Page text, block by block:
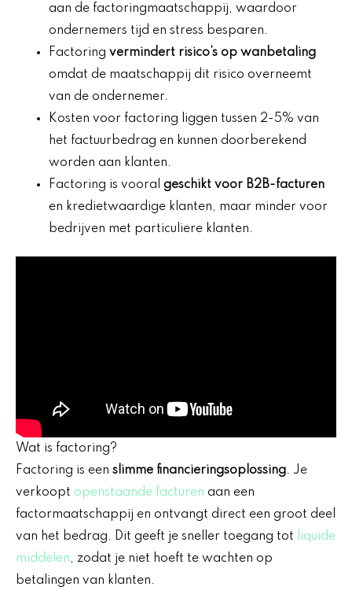
aan de factoringmaatschappij, waardoor
ondernemers tijd en stress besparen.
Factoring vermindert risico’s op wanbetaling
omdat de maatschappij dit risico overneemt
van de ondernemer.
Kosten voor factoring liggen tussen 2-5% van
het factuurbedrag en kunnen doorberekend
worden aan klanten.
Factoring is vooral geschikt voor B2B-facturen
en kredietwaardige klanten, maar minder voor
bedrijven met particuliere klanten.
Wat is factoring?
Factoring is een slimme financieringsoplossing. Je
verkoopt openstaande facturen aan een
factormaatschappij en ontvangt direct een groot deel
van het bedrag. Dit geeft je sneller toegang tot
liquide
middelen, zodat je niet hoeft te wachten op
betalingen van klanten.